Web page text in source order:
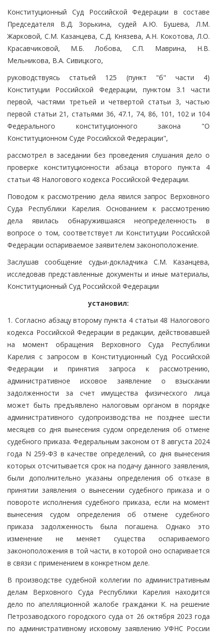
Конституционный Суд Российской Федерации в составе
Председателя В.Д. Зорькина, судей А.Ю. Бушева, Л.М.
Жарковой, С.М. Казанцева, С.Д. Князева, А.Н. Кокотова, Л.О.
Красавчиковой, М.Б. Лобова, С.П. Маврина, Н.В.
Мельникова, В.А. Сивицкого,
руководствуясь статьей 125 (пункт "б" части 4)
Конституции Российской Федерации, пунктом 3.1 части
первой, частями третьей и четвертой статьи 3, частью
первой статьи 21, статьями 36, 47.1, 74, 86, 101, 102 и 104
Федерального конституционного закона "О
Конституционном Суде Российской Федерации",
рассмотрел в заседании без проведения слушания дело о
проверке конституционности абзаца второго пункта 4
статьи 48 Налогового кодекса Российской Федерации.
Поводом к рассмотрению дела явился запрос Верховного
Суда Республики Карелия. Основанием к рассмотрению
дела явилась обнаружившаяся неопределенность в
вопросе о том, соответствует ли Конституции Российской
Федерации оспариваемое заявителем законоположение.
Заслушав сообщение судьи-докладчика С.М. Казанцева,
исследовав представленные документы и иные материалы,
Конституционный Суд Российской Федерации
установил:
1. Согласно абзацу второму пункта 4 статьи 48 Налогового
кодекса Российской Федерации в редакции, действовавшей
на момент обращения Верховного Суда Республики
Карелия с запросом в Конституционный Суд Российской
Федерации и принятия запроса к рассмотрению,
административное исковое заявление о взыскании
задолженности за счет имущества физического лица
может быть предъявлено налоговым органом в порядке
административного судопроизводства не позднее шести
месяцев со дня вынесения судом определения об отмене
судебного приказа. Федеральным законом от 8 августа 2024
года N 259-ФЗ в качестве определений, со дня вынесения
которых отсчитывается срок на подачу данного заявления,
были дополнительно указаны определения об отказе в
принятии заявления о вынесении судебного приказа и о
повороте исполнения судебного приказа, если на момент
вынесения судом определения об отмене судебного
приказа задолженность была погашена. Однако это
изменение не меняет существа оспариваемого
законоположения в той части, в которой оно оспаривается
в связи с применением в конкретном деле.
В производстве судебной коллегии по административным
делам Верховного Суда Республики Карелия находится
дело по апелляционной жалобе гражданки К. на решение
Петрозаводского городского суда от 26 октября 2023 года
по административному исковому заявлению УФНС России